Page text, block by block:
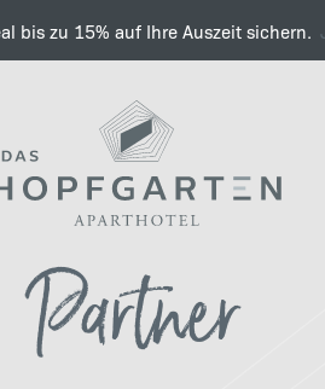
bis zu 15% auf Ihre Auszeit sichern.
Wissenswertes &
Anfrage
Partner